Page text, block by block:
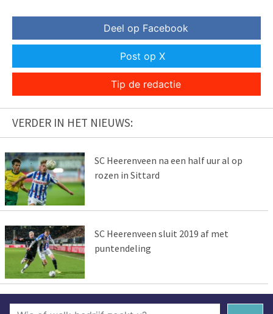
Deel op Facebook
Post op X
Tip de redactie
VERDER IN HET NIEUWS:
SC Heerenveen na een half uur al op
rozen in Sittard
SC Heerenveen sluit 2019 af met
puntendeling